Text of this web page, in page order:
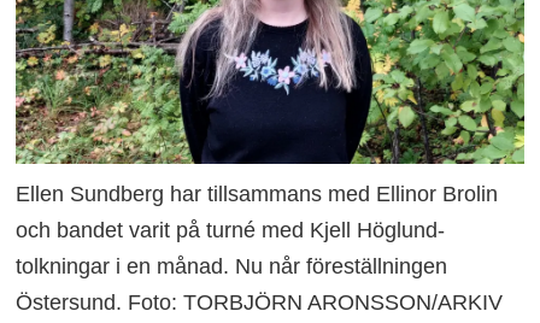
Ellen Sundberg har tillsammans med Ellinor Brolin
och bandet varit på turné med Kjell Höglund-
tolkningar i en månad. Nu når föreställningen
Östersund. Foto: TORBJÖRN ARONSSON/ARKIV